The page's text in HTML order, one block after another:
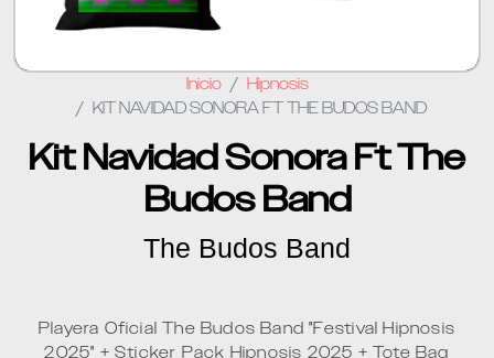
Inicio
Hipnosis
KIT NAVIDAD SONORA FT THE BUDOS BAND
Kit Navidad Sonora Ft The
Budos Band
The Budos Band
Playera Oficial The Budos Band "Festival Hipnosis
2025" + Sticker Pack Hipnosis 2025 + Tote Bag